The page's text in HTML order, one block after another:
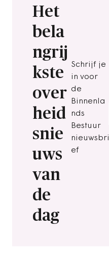
Het
bela
ngrij
kste
over
heid
snie
uws
van
de
dag
Schrijf je
in voor
de
Binnenla
nds
Bestuur
nieuwsbri
ef